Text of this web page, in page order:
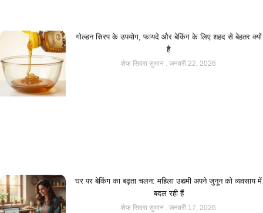
गोल्डन सिरप के उपयोग, फायदे और बेकिंग के लिए शहद से बेहतर क्यों
है
शेफ सिदरा सुभान जनवरी 22, 2026
घर पर बेकिंग का बढ़ता चलन: महिला उद्यमी अपने जुनून को व्यवसाय में
बदल रही हैं
शेफ सिदरा सुभान जनवरी 17, 2026